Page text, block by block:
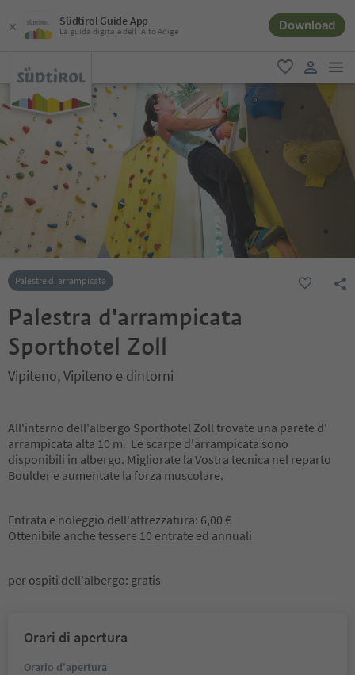
Südtirol Guide App
La guida digitale dell´Alto Adige Download
favoriti
user link
Palestre di arrampicata
Palestra d'arrampicata
Sporthotel Zoll
Vipiteno, Vipiteno e dintorni
All'interno dell'albergo Sporthotel Zoll trovate una parete d'
arrampicata alta 10 m. Le scarpe d'arrampicata sono
disponibili in albergo. Migliorate la Vostra tecnica nel reparto
Boulder e aumentate la forza muscolare.
Entrata e noleggio dell'attrezzatura: 6,00 €
Ottenibile anche tessere 10 entrate ed annuali
per ospiti dell'albergo: gratis
Orari di apertura
Orario d'apertura